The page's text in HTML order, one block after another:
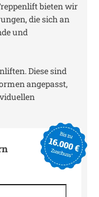
bieten wir
die sich an
und
Diese sind
angepasst,